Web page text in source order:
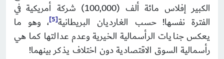
الكبير إفلاس مائة ألف (100,000) شركة أمريكية في
الفترة نفسها! حسب الغارديان البريطانية[
5] ، وهو ما
يعكس جنايات الرأسمالية الخيرية وعدم عدالتها كما هي
رأسمالية السوق الاقتصادية دون اختلاف يذكر بينهما!